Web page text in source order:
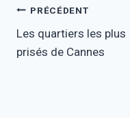
Navigation
de
PRÉCÉDENT
Les quartiers les plus
prisés de Cannes